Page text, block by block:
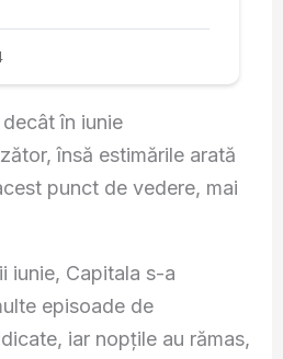
în iunie
însă estimările arată
punct de vedere, mai
iunie, Capitala s-a
episoade de
iar nopțile au rămas,